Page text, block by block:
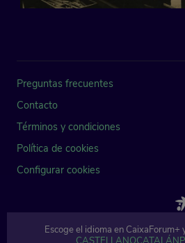
Preguntas frecuentes
Contacto
Términos y condiciones
Política de cookies
Configurar cookies
© Fundación Bancaria Caixa d'Estalvis i
Escoge el idioma en CaixaForum+